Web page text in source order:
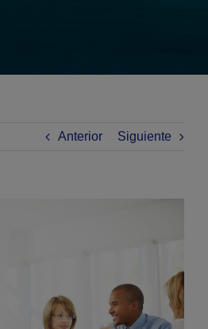
Anterior Siguiente